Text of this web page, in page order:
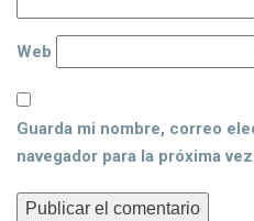
Web
Guarda mi nombre, correo
navegador para la próxima